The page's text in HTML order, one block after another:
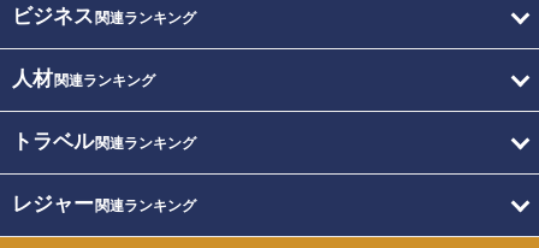
ビジネス 関連ランキング
人材関連ランキング
トラベル関連ランキング
レジャー関連ランキング